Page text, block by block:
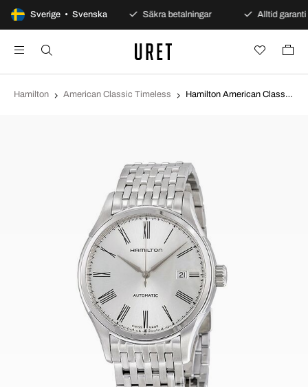
Sverige • Svenska
100 dagars öppet köp Säkra betalningar Alltid garanti
Hamilton American Classic Timeless Hamilton American Classic Timeless Valiant Silverfärgad/Stål Ø40 mm H39515154